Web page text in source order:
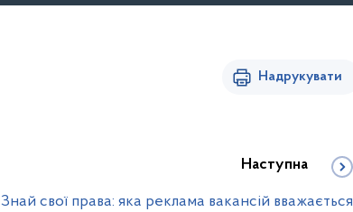
Надрукувати
Наступна
Знай свої права: яка реклама вакансій вважається